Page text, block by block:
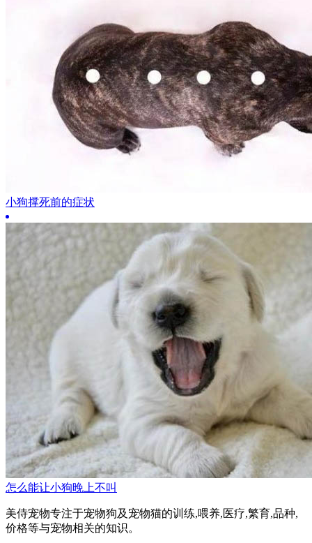
小狗撑死前的症状
怎么能让小狗晚上不叫
美侍宠物专注于宠物狗及宠物猫的训练,喂养,医疗,繁育,品种,
价格等与宠物相关的知识。